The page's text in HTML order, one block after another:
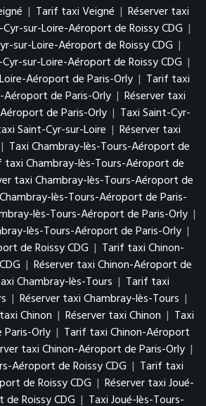
| Tarif taxi Veigné | Réserver taxi
sur-Loire-Aéroport de Roissy CDG |
sur-Loire-Aéroport de Roissy CDG |
sur-Loire-Aéroport de Roissy CDG |
Aéroport de Paris-Orly | Tarif taxi
de Paris-Orly | Réserver taxi
de Paris-Orly | Taxi Saint-Cyr-
Saint-Cyr-sur-Loire | Réserver taxi
| Taxi Chambray-lès-Tours-Aéroport de
taxi Chambray-lès-Tours-Aéroport de
taxi Chambray-lès-Tours-Aéroport de
lès-Tours-Aéroport de Paris-
lès-Tours-Aéroport de Paris-Orly |
lès-Tours-Aéroport de Paris-Orly |
de Roissy CDG | Tarif taxi Chinon-
| Réserver taxi Chinon-Aéroport de
Chambray-lès-Tours | Tarif taxi
| Réserver taxi Chambray-lès-Tours |
Chinon | Réserver taxi Chinon | Taxi
Orly | Tarif taxi Chinon-Aéroport
taxi Chinon-Aéroport de Paris-Orly |
Aéroport de Roissy CDG | Tarif taxi
de Roissy CDG | Réserver taxi Joué-
Roissy CDG | Taxi Joué-lès-Tours-